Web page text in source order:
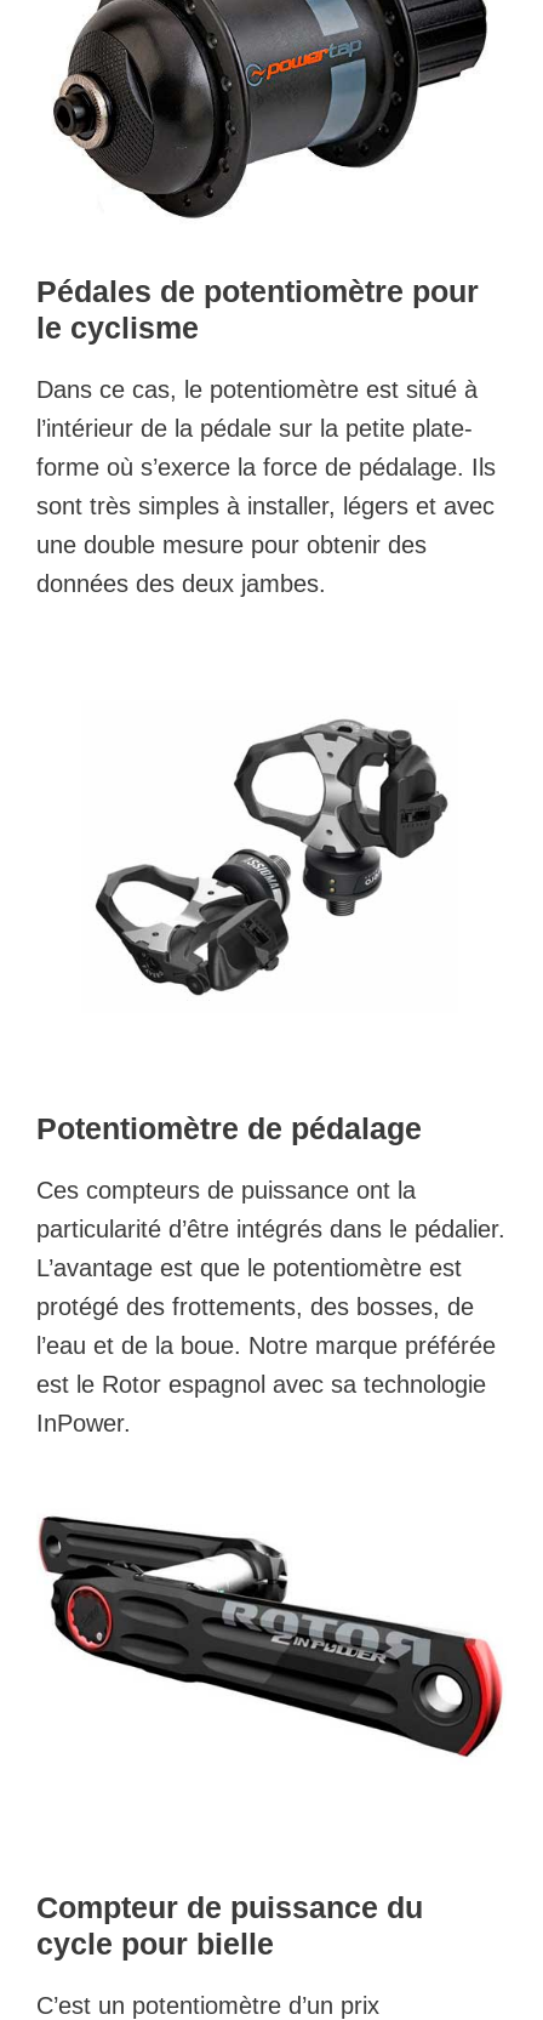
Pédales de potentiomètre pour
le cyclisme
Dans ce cas, le potentiomètre est situé à
l’intérieur de la pédale sur la petite plate-
forme où s’exerce la force de pédalage. Ils
sont très simples à installer, légers et avec
une double mesure pour obtenir des
données des deux jambes.
Potentiomètre de pédalage
Ces compteurs de puissance ont la
particularité d’être intégrés dans le pédalier.
L’avantage est que le potentiomètre est
protégé des frottements, des bosses, de
l’eau et de la boue. Notre marque préférée
est le Rotor espagnol avec sa technologie
InPower.
Compteur de puissance du
cycle pour bielle
C’est un potentiomètre d’un prix